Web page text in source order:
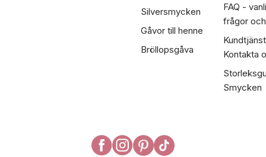
Silversmycken
Gåvor till henne
Bröllopsgåva
FAQ -
frågor
Kontakta
Smycken